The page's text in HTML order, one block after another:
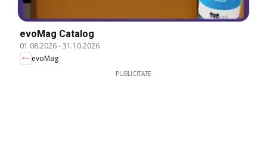
evoMag Catalog
01.08.2026-31.10.2026
evoMag
PUBLICITATE